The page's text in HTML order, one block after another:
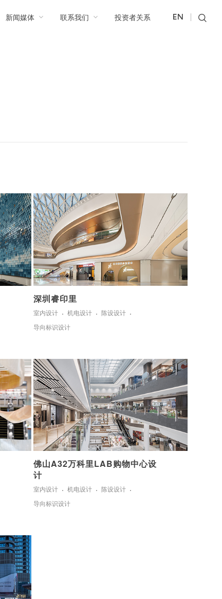
新闻媒体 联系我们 投资者关系 EN
深圳睿印里
室内设计 机电设计
陈设设计
导向标识设计
佛山A32万科里LAB购物中心设
计
室内设计 机电设计
陈设设计
导向标识设计